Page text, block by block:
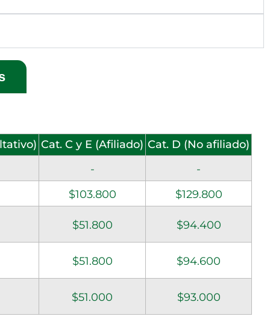
Cat. C y E (Afiliado) Cat. D (No afiliado)
-
-
$103.800
$129.800
$51.800
$94.400
$51.800
$94.600
$51.000 $93.000